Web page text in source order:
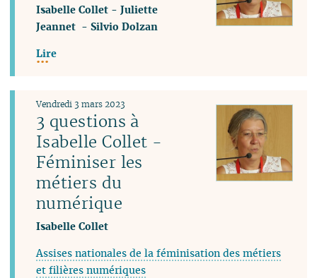
Isabelle Collet -Juliette
Jeannet -Silvio Dolzan
Lire
3 questions à
Isabelle Collet -
Féminiser les
métiers du
numérique
Vendredi 3 mars 2023
Isabelle Collet
Assises nationales de la féminisation des métiers
et filières numériques